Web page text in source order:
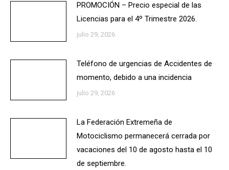
PROMOCIÓN – Precio especial de las
Licencias para el 4º Trimestre 2026.
julio 29, 2026
Teléfono de urgencias de Accidentes de
momento, debido a una incidencia
julio 29, 2026
La Federación Extremeña de
Motociclismo permanecerá cerrada por
vacaciones del 10 de agosto hasta el 10
de septiembre.